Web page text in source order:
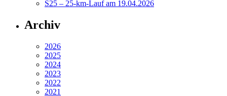
S25 – 25-km-Lauf am 19.04.2026
Archiv
2026
2025
2024
2023
2022
2021